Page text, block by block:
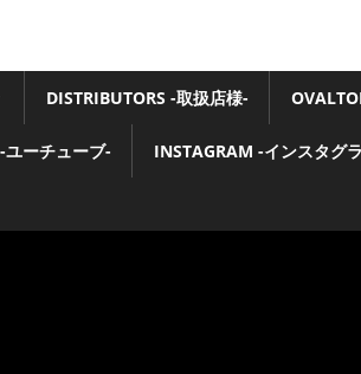
DISTRIBUTORS -取扱店様-
ユーチューブ- INSTAGRAM -インスタグ